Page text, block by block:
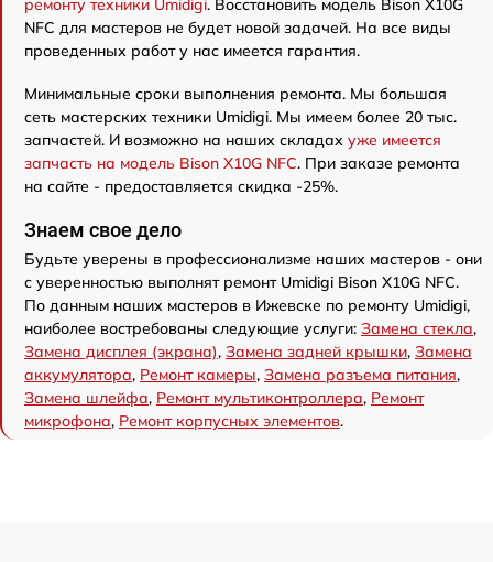
ремонту техники Umidigi. Восстановить модель Bison X10G
NFC для мастеров не будет новой задачей. На все виды
проведенных работ у нас имеется гарантия.
Минимальные сроки выполнения ремонта. Мы большая
сеть мастерских техники Umidigi. Мы имеем более 20 тыс.
запчастей. И возможно на наших складах уже имеется
запчасть на модель Bison X10G NFC. При заказе ремонта
на сайте - предоставляется скидка -25%.
Знаем свое дело
Будьте уверены в профессионализме наших мастеров - они
с уверенностью выполнят ремонт Umidigi Bison X10G NFC.
По данным наших мастеров в Ижевске по ремонту Umidigi,
наиболее востребованы следующие услуги: Замена стекла,
Замена дисплея (экрана), Замена задней крышки, Замена
аккумулятора, Ремонт камеры, Замена разъема питания,
Замена шлейфа, Ремонт мультиконтроллера, Ремонт
микрофона, Ремонт корпусных элементов.